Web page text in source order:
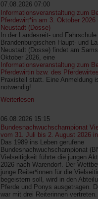
07.08.2026 07:00
Informationsveranstaltung zum
Pferdewirt*in am 3. Oktober 2026
Neustadt (Dosse)
In der Landesreit- und Fahrschule
Brandenburgischen Haupt- und
Neustadt (Dosse) findet am
Oktober 2026, eine
Informationsveranstaltung zum
Pferdewirtin bzw. des Pferdewirtes
Praxisteil statt. Eine Anmeldung
notwendig!
Weiterlesen
06.08.2026 15:15
Bundesnachwuchschampionat
vom 31. Juli bis 2. August 2026
Das 1989 ins Leben gerufene
Bundesnachwuchschampionat
Vielseitigkeit führte die jungen
2026 nach Warendorf. Der
junge Reiter*innen für die
begeistern soll, wird in den
Pferde und Ponys ausgetragen.
war mit drei Reiterinnen vertreten.